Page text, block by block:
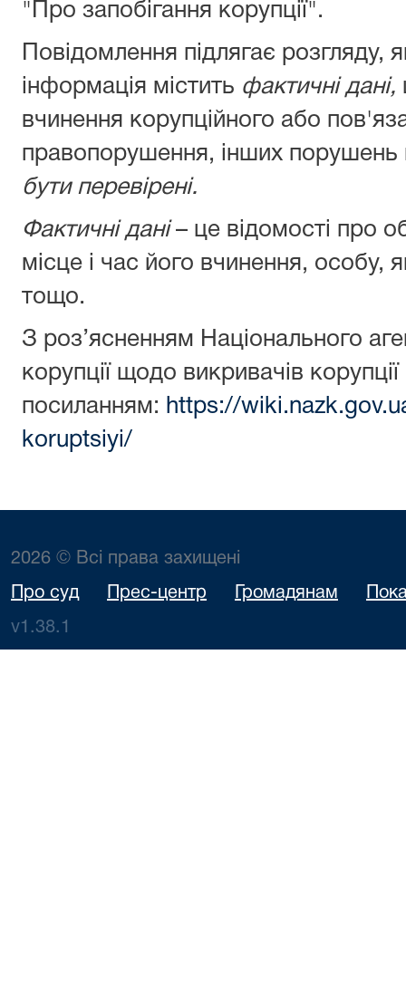
"Про запобігання корупції".
Повідомлення підлягає
інформація містить фактичні дані,
вчинення корупційного або
правопорушення, інших порушень
бути перевірені.
Фактичні дані– це відомості про
місце і час його вчинення,
тощо.
З роз’ясненням Національного
корупції щодо викривачів
посиланням: https://
koruptsiyi/
2026 © Всі права захищені
Про суд Прес-центр Громадянам
v1.38.1